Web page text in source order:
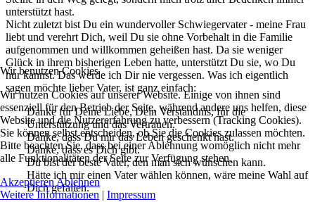
unterstützt hast.
Nicht zuletzt bist Du ein wundervoller Schwiegervater - meine Frau
liebt und verehrt Dich, weil Du sie ohne Vorbehalt in die Familie
aufgenommen und willkommen geheißen hast. Da sie weniger
Glück in ihrem bisherigen Leben hatte, unterstützt Du sie, wo Du
nur kannst. Das werde ich Dir nie vergessen. Was ich eigentlich
sagen möchte lieber Vater, ist ganz einfach:
Danke für Deine Liebe, Dein Verständnis, für die
Unterstützung und das Vertrauen.
Danke, dass Du mir das Leben geschenkt hast.
Danke, dass es Dich gibt.
Du bist der beste Vater, den man sich wünschen kann.
Hätte ich mir einen Vater wählen können, wäre meine Wahl auf
Dich gefallen.
Wir benutzen Cookies
Wir nutzen Cookies auf unserer Website. Einige von ihnen sind
essenziell für den Betrieb der Seite, während andere uns helfen, diese
Website und die Nutzererfahrung zu verbessern (Tracking Cookies).
Sie können selbst entscheiden, ob Sie die Cookies zulassen möchten.
Bitte beachten Sie, dass bei einer Ablehnung womöglich nicht mehr
alle Funktionalitäten der Seite zur Verfügung stehen.
Akzeptieren Ablehnen
Weitere Informationen | Impressum